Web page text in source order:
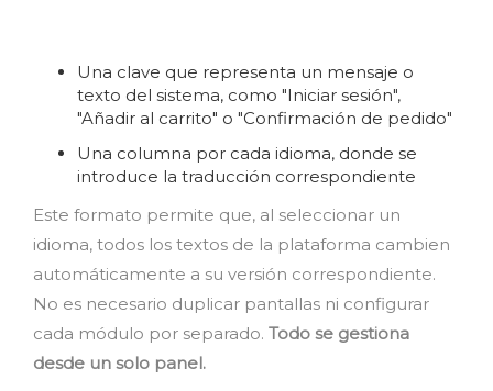
Una clave que representa un mensaje o
texto del sistema, como "Iniciar sesión",
"Añadir al carrito" o "Confirmación de pedido"
Una columna por cada idioma, donde se
introduce la traducción correspondiente
Este formato permite que, al seleccionar un
idioma, todos los textos de la plataforma cambien
automáticamente a su versión correspondiente.
No es necesario duplicar pantallas ni configurar
cada módulo por separado. Todo se gestiona
desde un solo panel.